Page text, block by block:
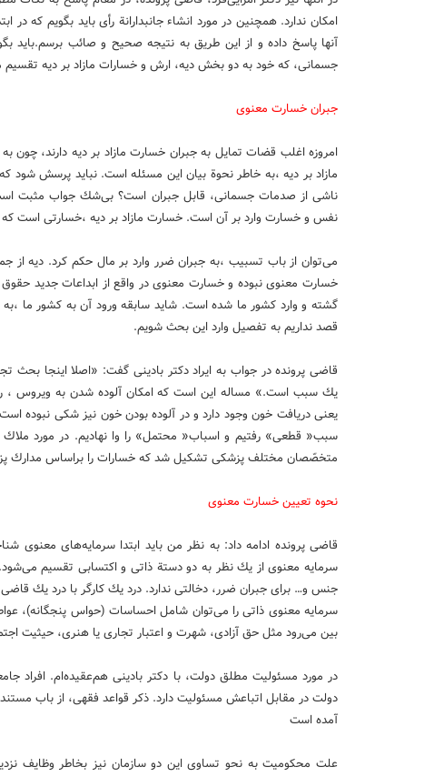
امكان ندارد. همچنین در مورد انشاء جانبدارانة رأی باید بگویم كه
آنها پاسخ داده و از این طریق به نتیجه صحیح و صائب
جسمانی، كه خود به دو بخش دیه، ارش و خسارات مازاد بر دیه
جبران خسارت معنوی
امروزه اغلب قضات تمایل به جبران خسارت مازاد بر دیه دارند،
مازاد بر دیه ،به خاطر نحوة بیان این مسئله است. نباید پرسش شود
ناشی از صدمات جسمانی، قابل جبران است؟ بی‌شك جواب مثبت است
نفس و خسارت وارد بر آن است. خسارت مازاد بر دیه ،خسارتی است
می‌توان از باب تسبیب ،به جبران ضرر وارد بر مال حكم كرد. دیه
خسارت معنوی نبوده و خسارت معنوی در واقع از ابداعات جدید
گشته و وارد كشور ما شده است. شاید سابقه ورود آن به كشور ما
قصد نداریم به تفصیل وارد این بحث شویم.
قاضی پرونده در جواب به ایراد دكتر بادینی گفت: «اصلا اینجا
یك سبب است.» مساله این است كه امكان آلوده شدن به ویروس ،
یعنی دریافت خون وجود دارد و در آلوده بودن خون نیز شكی نبوده
سبب« قطعی» رفتیم و اسباب« محتمل» را وا نهادیم. در مورد ملاك
متخصّصان مختلف پزشكی تشكیل شد كه خسارات را براساس مدارك
نحوه تعیین خسارت معنوی
قاضی پرونده ادامه داد: به نظر من باید ابتدا سرمایه‌های
سرمایه معنوی از یك نظر به دو دستة ذاتی و اكتسابی تقسیم
جنس و… برای جبران ضرر، دخالتی ندارد. درد یك كارگر با درد یك
سرمایه معنوی ذاتی را می‌توان شامل احساسات (حواس پنجگانه)،
بین می‌رود مثل حق آزادی، شهرت و اعتبار تجاری یا هنری، حیثیت
در مورد مسئولیت مطلق دولت، با دكتر بادینی هم‌عقیده‌ام. افراد
دولت در مقابل اتباعش مسئولیت دارد. ذكر قواعد فقهی، از باب
آمده است
علت محكومیت به نحو تساوی این دو سازمان نیز بخاطر وظایف